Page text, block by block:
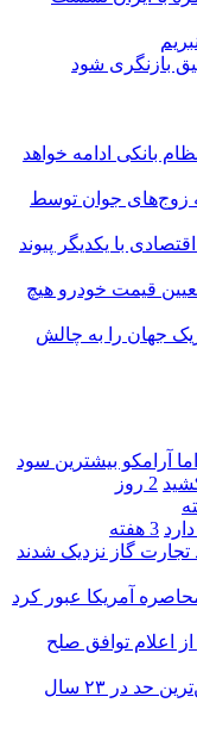
بانکی ادامه خواهد
به زوج‌های جوان توسط
با یکدیگر پیوند
قیمت خودرو هیچ
جهان را به چالش
آرامکو بیشترین سود
2 روز
3 هفته
تجارت گاز نزدیک شدند
اعلام توافق صلح
ذخایر نفت کشورهای ثروتمند به پایین‌ترین حد در ۲۳ سال